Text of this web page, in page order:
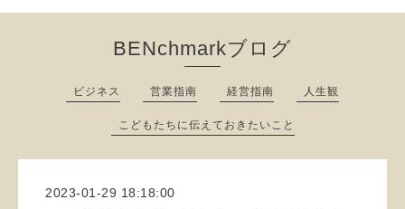
BENchmarkブログ
ビジネス 営業指南 経営指南 人生観
こどもたちに伝えておきたいこと
2023-01-29 18:18:00